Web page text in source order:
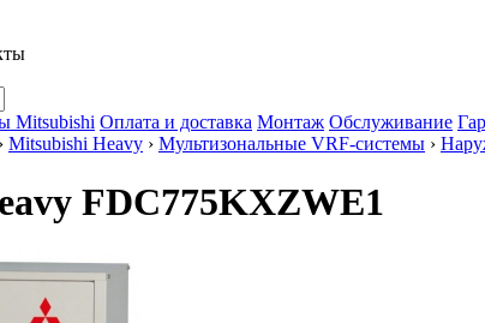
Mitsubishi Оплата и доставка Монтаж Обслуживание
› Mitsubishi Heavy › Мультизональные VRF-системы ›
FDC775KXZWE1